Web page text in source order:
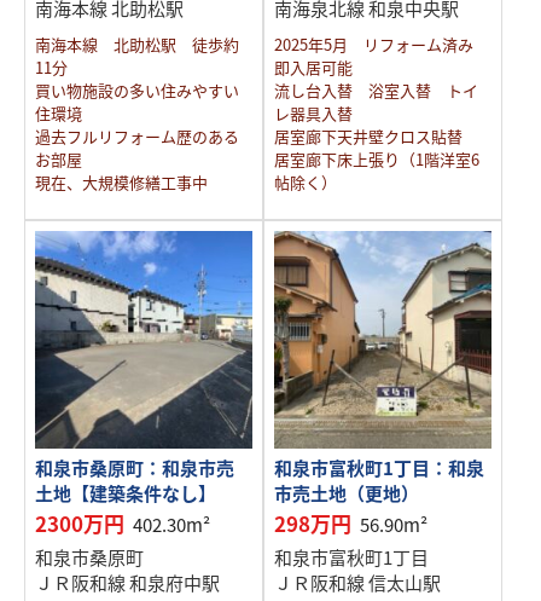
南海本線 北助松駅
南海本線 北助松駅 徒歩約
11分
買い物施設の多い住みやすい
住環境
過去フルリフォーム歴のある
お部屋
現在、大規模修繕工事中
南海泉北線 和泉中央駅
2025年5月 リフォーム済み
即入居可能
流し台入替 浴室入替 トイ
レ器具入替
居室廊下天井壁クロス貼替
居室廊下床上張り（1階洋室6
帖除く）
和泉市桑原町：和泉市売
土地【建築条件なし】
2300万円 402.30m²
和泉市桑原町
ＪＲ阪和線 和泉府中駅
和泉市富秋町1丁目：和泉
市売土地（更地）
298万円 56.90m²
和泉市富秋町1丁目
ＪＲ阪和線 信太山駅